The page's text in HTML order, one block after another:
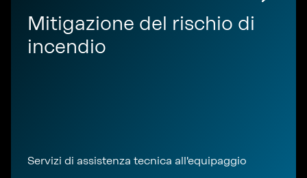
Mitigazione del rischio di
incendio
Servizi di assistenza tecnica all'equipaggio